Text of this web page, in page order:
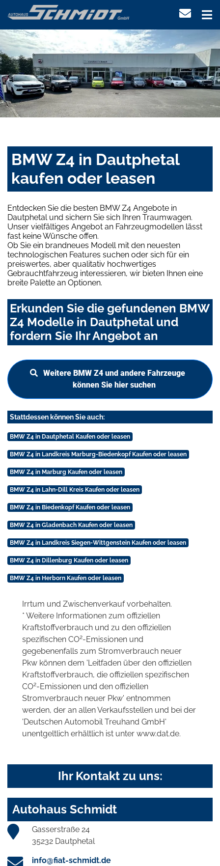
BMW Z4 in Dautphetal
kaufen oder leasen
Entdecken Sie die besten BMW Z4 Angebote in
Dautphetal und sichern Sie sich Ihren Traumwagen.
Unser vielfältiges Angebot an Fahrzeugmodellen lässt
fast keine Wünsche offen.
Ob Sie ein brandneues Modell mit den neuesten
technologischen Features suchen oder sich für ein
preiswertes, aber qualitativ hochwertiges
Gebrauchtfahrzeug interessieren, wir bieten Ihnen eine
breite Palette an Optionen.
Erkunden Sie die gefundenen BMW
Z4 Modelle in Dautphetal und
fordern Sie Ihr Angebot an
Weitere BMW Z4 und andere Fahrzeuge
können Sie hier suchen
Stattdessen können Sie auch:
BMW Z4 in Dautphetal Kaufen oder leasen
BMW Z4 in Landkreis Marburg-Biedenkopf Kaufen oder leasen
BMW Z4 in Marburg Kaufen oder leasen
BMW Z4 in Lahn-Dill Kreis Kaufen oder leasen
BMW Z4 in Biedenkopf Kaufen oder leasen
BMW Z4 in Gladenbach Kaufen oder leasen
BMW Z4 in Landkreis Siegen-Wittgenstein Kaufen oder leasen
BMW Z4 in Dillenburg Kaufen oder leasen
BMW Z4 in Herborn Kaufen oder leasen
Irrtum und Zwischenverkauf vorbehalten.
* Weitere Informationen zum offiziellen
Kraftstoffverbrauch und zu den offiziellen
spezifischen CO2-Emissionen und
gegebenenfalls zum Stromverbrauch neuer
Pkw können dem 'Leitfaden über den offiziellen
Kraftstoffverbrauch, die offiziellen spezifischen
CO2-Emissionen und den offiziellen
Stromverbrauch neuer Pkw' entnommen
werden, der an allen Verkaufsstellen und bei der
'Deutschen Automobil Treuhand GmbH'
unentgeltlich erhältlich ist unter www.dat.de.
Ihr Kontakt zu uns:
Autohaus Schmidt
Gasserstraße 24
35232 Dautphetal
info@fiat-schmidt.de